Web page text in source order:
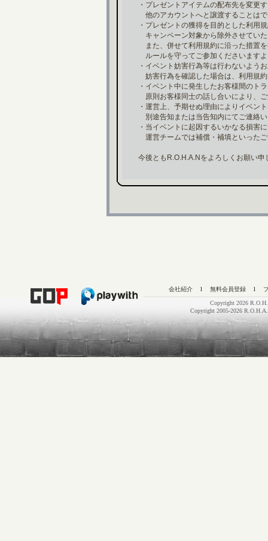
・プレゼントアイテムの配布先を変更
他のアカウントへと譲渡することは
・プレゼントの獲得を目的とした利用
キャンペーン対象から除外させてい
また、併せて利用規約に沿った措置
ルールを守ってご参加くださいます
・イベント妨害行為等は行わないよう
妨害行為を確認した場合は、利用規
・イベント中に発生したお客様間のト
原則お客様同士の話し合いにより、
・運営上、予期せぬ理由によりイベン
別途告知または当告知内にてご連絡
・当イベントに起因するいかなる損害
運営チームでは補償・補填といった
今後ともR.O.H.A.Nをよろしくお願い申
会社紹介 l 無料会員登録 l
Copyright 2026
Copyright 2005-2026